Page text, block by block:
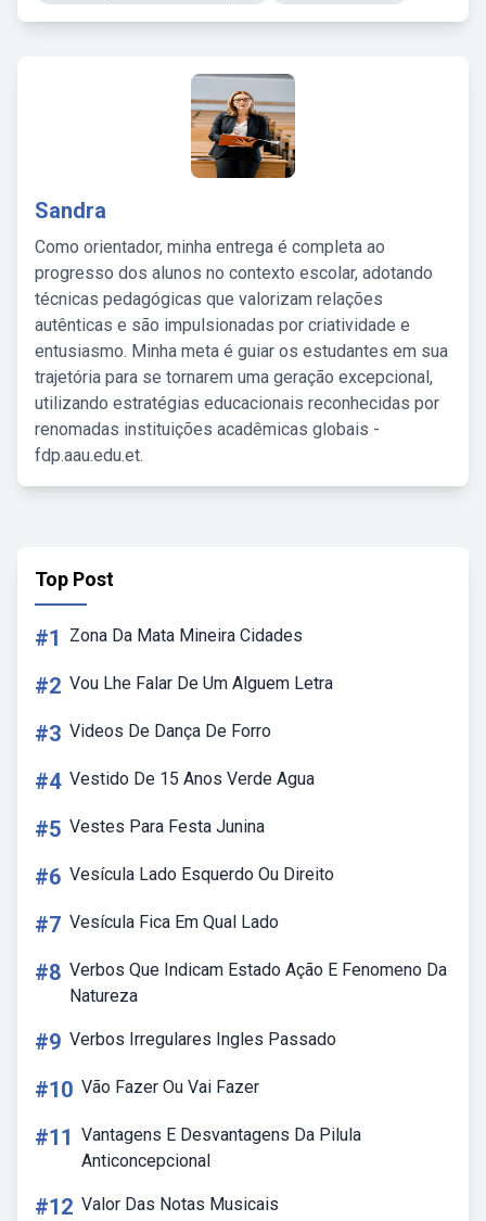
Sandra
Como orientador, minha entrega é completa ao
progresso dos alunos no contexto escolar, adotando
técnicas pedagógicas que valorizam relações
autênticas e são impulsionadas por criatividade e
entusiasmo. Minha meta é guiar os estudantes em sua
trajetória para se tornarem uma geração excepcional,
utilizando estratégias educacionais reconhecidas por
renomadas instituições acadêmicas globais -
fdp.aau.edu.et.
Top Post
#1 Zona Da Mata Mineira Cidades
#2 Vou Lhe Falar De Um Alguem Letra
#3 Videos De Dança De Forro
#4 Vestido De 15 Anos Verde Agua
#5 Vestes Para Festa Junina
#6 Vesícula Lado Esquerdo Ou Direito
#7 Vesícula Fica Em Qual Lado
#8 Verbos Que Indicam Estado Ação E Fenomeno Da
Natureza
#9 Verbos Irregulares Ingles Passado
#10 Vão Fazer Ou Vai Fazer
#11 Vantagens E Desvantagens Da Pilula
Anticoncepcional
#12 Valor Das Notas Musicais